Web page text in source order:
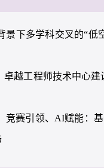
下多学科交叉的“低
越工程师技术中心建
赛引领、AI赋能：